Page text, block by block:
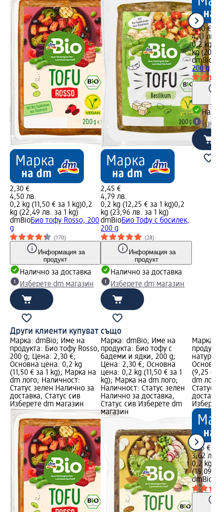
2,30 €
4,50 лв.
0,2 kg (11,50 € за 1 kg)0,2
kg (22,49 лв. за 1 kg)
dmBioБио тофу Rosso, 200
g
(170)
Информация за
продукт
Налично за доставка
Изберете dm магазин
2,45 €
4,79 лв.
0,2 kg (12,25 € за 1 kg)0,2
kg (23,96 лв. за 1 kg)
dmBioБио Тофу с босилек,
200 g
(28)
Информация за
продукт
Налично за доставка
Изберете dm магазин
2,10 €
4,11 лв.
0,2 kg
kg
dmBio
200 g
Други клиенти купуват също
Марка: dmBio; Име на
продукта: Био тофу Rosso,
200 g; Цена: 2,30 €;
Основна цена: 0,2 kg
(11,50 € за 1 kg); Марка на
dm лого; Наличност:
Статус зелен Налично за
доставка, Статус сив
Изберете dm магазин
Марка: dmBio; Име на
продукта: Био тофу с
бадеми и ядки, 200 g;
Цена: 2,30 €; Основна
цена: 0,2 kg (11,50 € за 1
kg); Марка на dm лого;
Наличност: Статус зелен
Налично за доставка,
Статус сив Изберете dm
магазин
Марка:
(9,25 €
dm
Статус
1,85 €
3,62 лв.
0,2 kg
(18,09
dmBio